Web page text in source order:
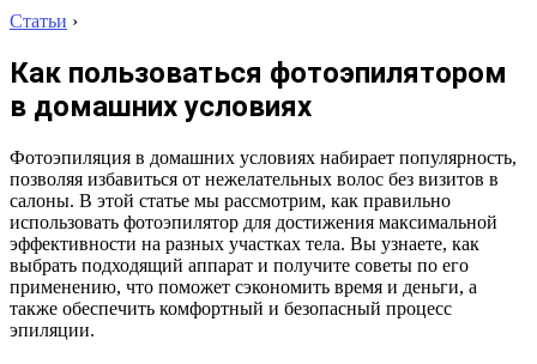
Статьи ›
Как пользоваться фотоэпилятором
в домашних условиях
Фотоэпиляция в домашних условиях набирает популярность,
позволяя избавиться от нежелательных волос без визитов в
салоны. В этой статье мы рассмотрим, как правильно
использовать фотоэпилятор для достижения максимальной
эффективности на разных участках тела. Вы узнаете, как
выбрать подходящий аппарат и получите советы по его
применению, что поможет сэкономить время и деньги, а
также обеспечить комфортный и безопасный процесс
эпиляции.